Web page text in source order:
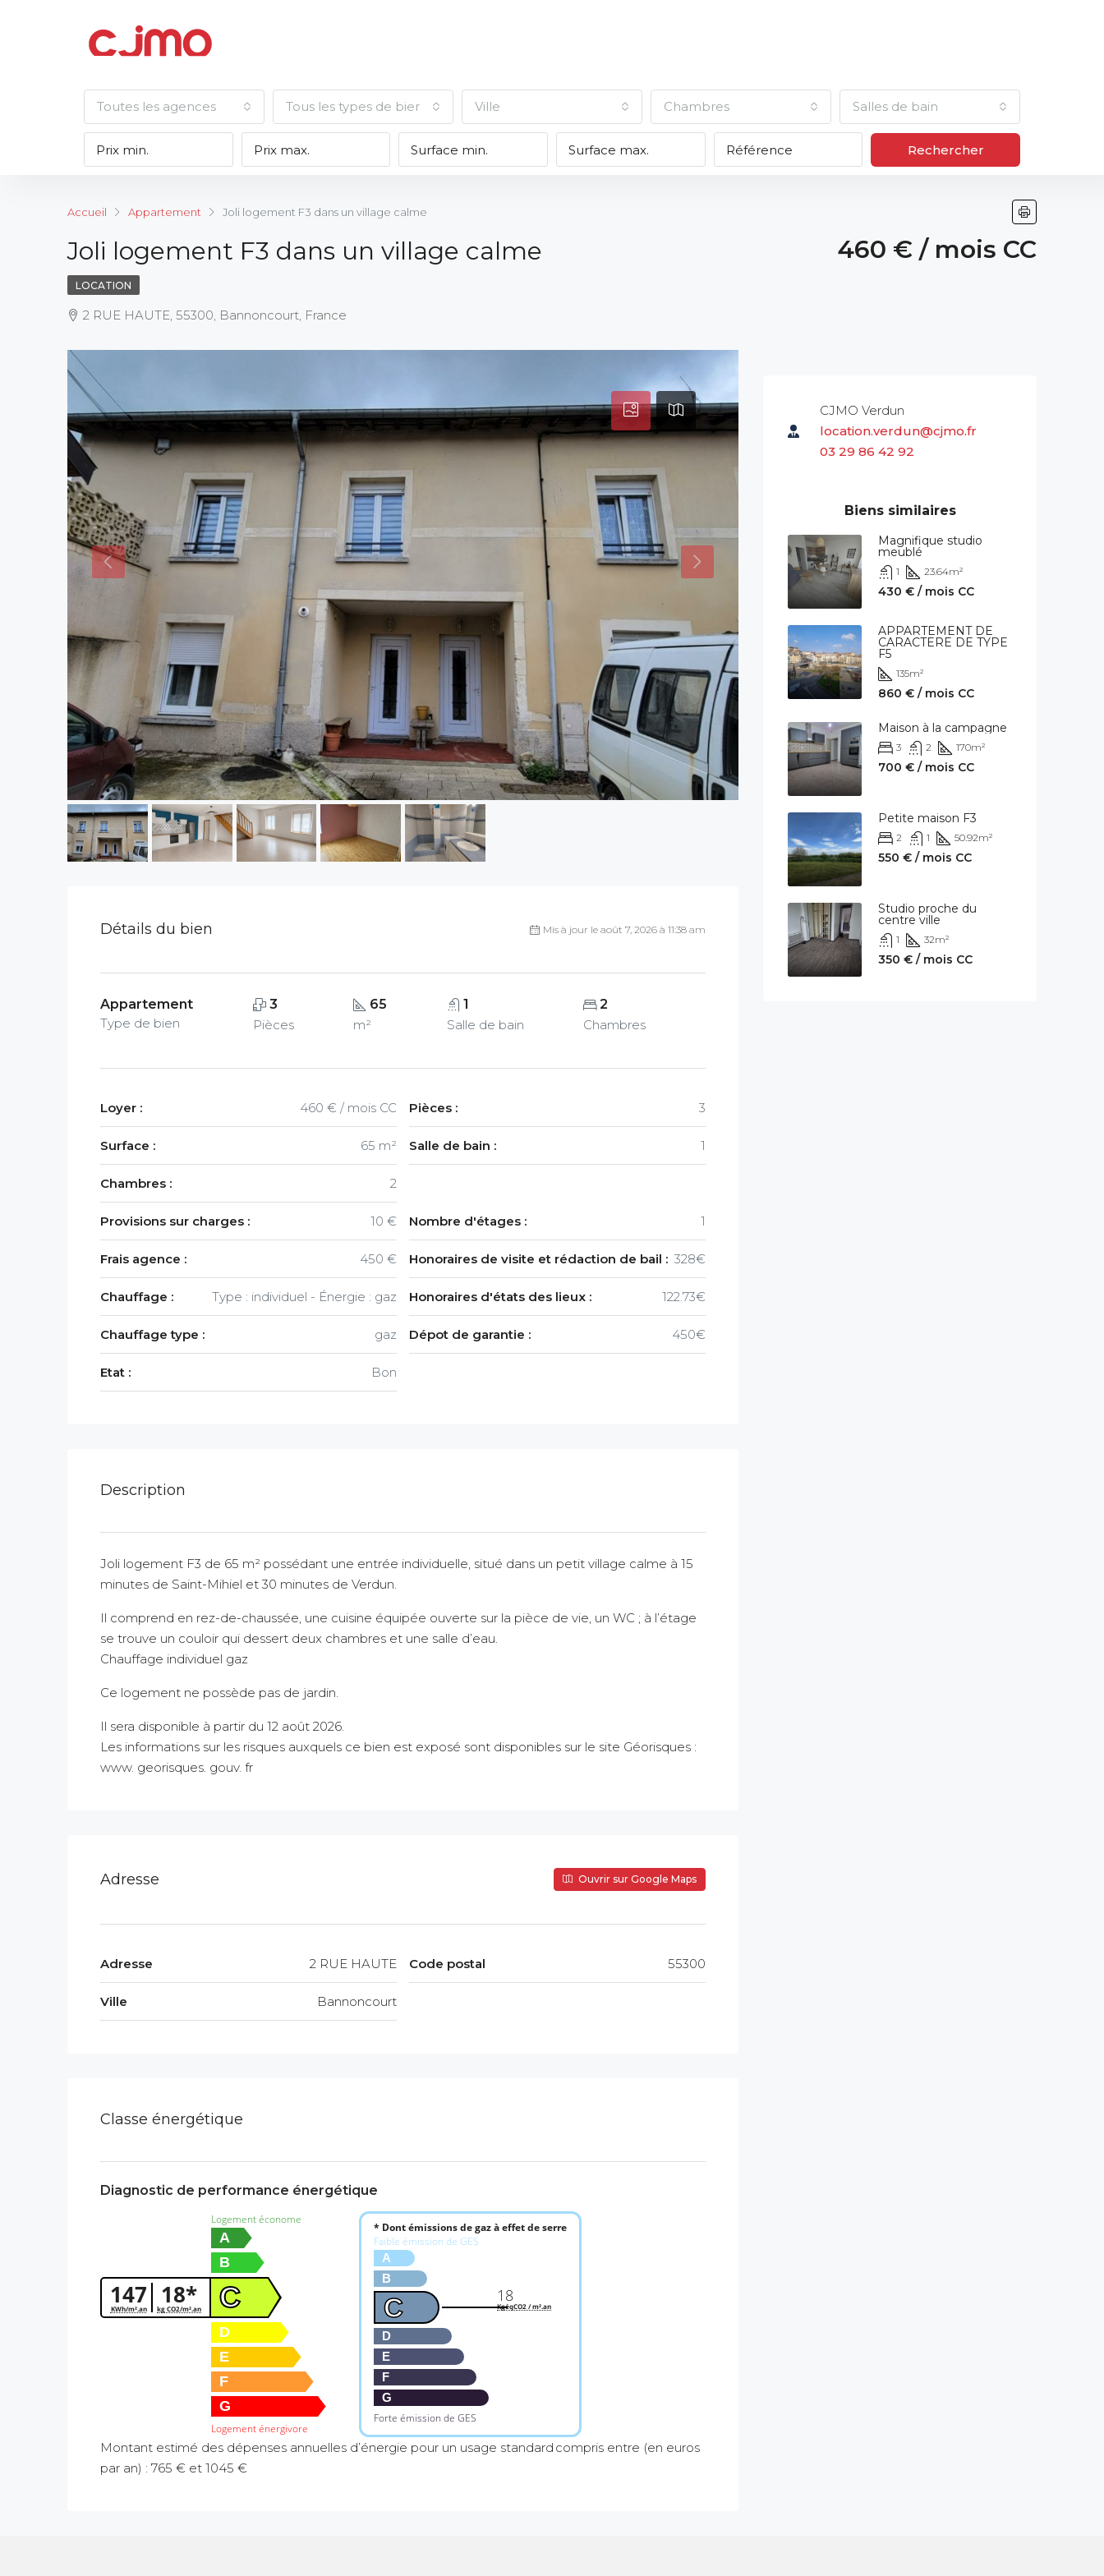
Toutes les agences Tous les types de biens Ville Chambres Salles de bain
Rechercher
Accueil Appartement Joli logement F3 dans un village calme
Joli logement F3 dans un village calme 460 € / mois CC
LOCATION
2 RUE HAUTE, 55300, Bannoncourt, France
Détails du bien Mis à jour le août 7, 2026 à 11:38 am
Appartement
Type de bien
3
Pièces
65
m²
1
Salle de bain
2
Chambres
Loyer : 460 € / mois CC
Surface : 65 m²
Chambres : 2
Pièces : 3
Salle de bain : 1
Provisions sur charges : 10 €
Frais agence : 450 €
Chauffage : Type : individuel - Énergie : gaz
Chauffage type : gaz
Etat : Bon
Nombre d'étages : 1
Honoraires de visite et rédaction de bail : 328€
Honoraires d'états des lieux : 122.73€
Dépot de garantie : 450€
Description
Joli logement F3 de 65 m² possédant une entrée individuelle, situé dans un petit village calme à 15
minutes de Saint-Mihiel et 30 minutes de Verdun.
Il comprend en rez-de-chaussée, une cuisine équipée ouverte sur la pièce de vie, un WC ; à l’étage
se trouve un couloir qui dessert deux chambres et une salle d’eau.
Chauffage individuel gaz
Ce logement ne possède pas de jardin.
Il sera disponible à partir du 12 août 2026.
Les informations sur les risques auxquels ce bien est exposé sont disponibles sur le site Géorisques :
www. georisques. gouv. fr
Adresse Ouvrir sur Google Maps
Adresse 2 RUE HAUTE
Ville Bannoncourt
Code postal 55300
Classe énergétique
Diagnostic de performance énergétique
147
KWh/m².an 18*
kg CO2/m².an
Logement économe
A
B
C
D
E
F
G
Logement énergivore
* Dont émissions de gaz à effet de serre
Faible émission de GES
A
B
C
D
E
F
G
Forte émission de GES
18
KgéqCO2 / m².an
Montant estimé des dépenses annuelles d’énergie pour un usage standard compris entre (en euros
par an) : 765 € et 1045 €
CJMO Verdun
location.verdun@cjmo.fr
03 29 86 42 92
Biens similaires
Magnifique studio
meublé
1 23.64m²
430 € / mois CC
APPARTEMENT DE
CARACTERE DE TYPE
F5
135m²
860 € / mois CC
Maison à la campagne
3 2 170m²
700 € / mois CC
Petite maison F3
2 1 50.92m²
550 € / mois CC
Studio proche du
centre ville
1 32m²
350 € / mois CC